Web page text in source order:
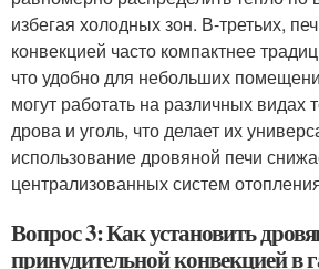
избегая холодных зон. В-третьих,
конвекцией часто компактнее
что удобно для небольших
могут работать на различных видах
дрова и уголь, что делает их
использование дровяной печи
централизованных систем
Вопрос 3: Как установить
принудительной конвекцией в